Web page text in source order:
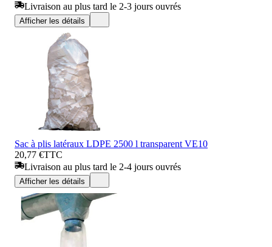
Livraison au plus tard le 2-3 jours ouvrés
Afficher les détails
Sac à plis latéraux LDPE 2500 l transparent VE10
20,77 €TTC
Livraison au plus tard le 2-4 jours ouvrés
Afficher les détails